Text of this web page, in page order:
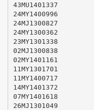
43MU1401337
24MY1400996
24MJ1300827
24MY1300362
23MY1301338
02MJ1300838
02MY1401161
11MY1301701
11MY1400717
14MY1401372
07MY1401618
26MJ1301049